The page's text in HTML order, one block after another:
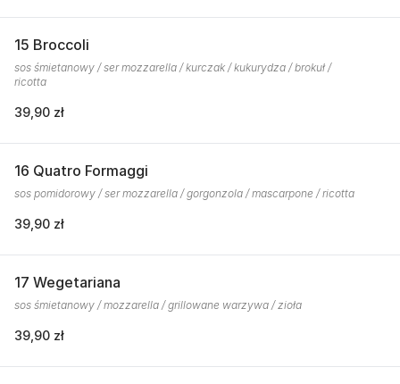
15 Broccoli
sos śmietanowy / ser mozzarella / kurczak / kukurydza / brokuł /
ricotta
39,90 zł
16 Quatro Formaggi
sos pomidorowy / ser mozzarella / gorgonzola / mascarpone / ricotta
39,90 zł
17 Wegetariana
sos śmietanowy / mozzarella / grillowane warzywa / zioła
39,90 zł